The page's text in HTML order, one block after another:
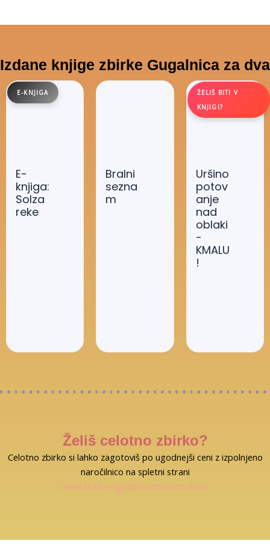
Izdane knjige zbirke Gugalnica za dva
E-
knjiga:
Solza
reke
Bralni
sezna
m
Uršino
potov
anje
nad
oblaki
-
KMALU
!
Želiš celotno zbirko?
Celotno zbirko si lahko zagotoviš po ugodnejši ceni z izpolnjeno
naročilnico na spletni strani
www.kratke-zgodbe.com/narocilnica